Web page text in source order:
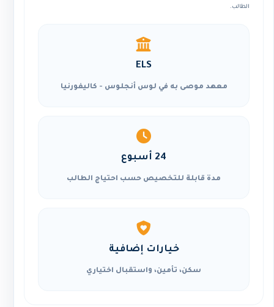
الطالب.
ELS
معهد موصى به في لوس أنجلوس - كاليفورنيا
24 أسبوع
مدة قابلة للتخصيص حسب احتياج الطالب
خيارات إضافية
سكن، تأمين، واستقبال اختياري